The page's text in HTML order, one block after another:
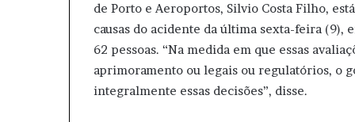
de Porto e Aeroportos, Silvio Costa Filho,
causas do acidente da última sexta-feira (9),
62 pessoas. “Na medida em que essas
aprimoramento ou legais ou regulatórios, o
integralmente essas decisões”, disse.